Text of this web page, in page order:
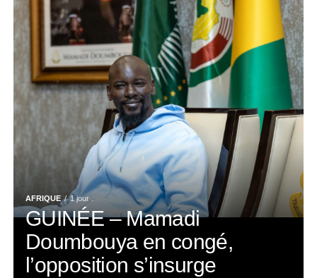
AFRIQUE 1 jour .
GUINÉE – Mamadi
Doumbouya en congé,
l’opposition s’insurge